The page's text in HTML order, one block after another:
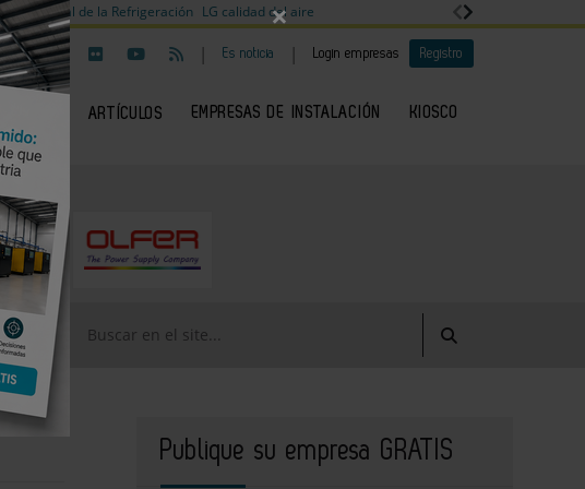
Día mundial de la Refrigeración LG calidad del aire
| Es noticia | Login empresas Registro
ARTÍCULOS EMPRESAS DE INSTALACIÓN KIOSCO
Publique su empresa GRATIS
×